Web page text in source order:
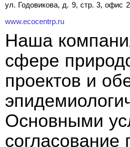
ул. Годовикова, д. 9, стр. 3, офис
www.ecocentrp.ru
Наша
сфере
проектов и
Основными